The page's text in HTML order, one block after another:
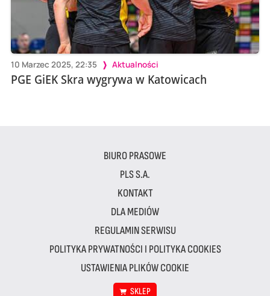
10 Marzec 2025, 22:35 Aktualności
PGE GiEK Skra wygrywa w Katowicach
BIURO PRASOWE
PLS S.A.
KONTAKT
DLA MEDIÓW
REGULAMIN SERWISU
POLITYKA PRYWATNOŚCI I POLITYKA COOKIES
USTAWIENIA PLIKÓW COOKIE
SKLEP